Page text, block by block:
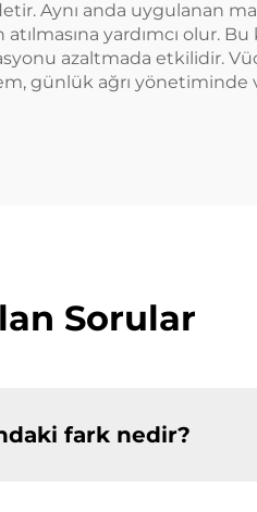
Aynı anda uygulanan
atılmasına yardımcı olur.
azaltmada etkilidir.
günlük ağrı yönetiminde
Sorular
fark nedir?